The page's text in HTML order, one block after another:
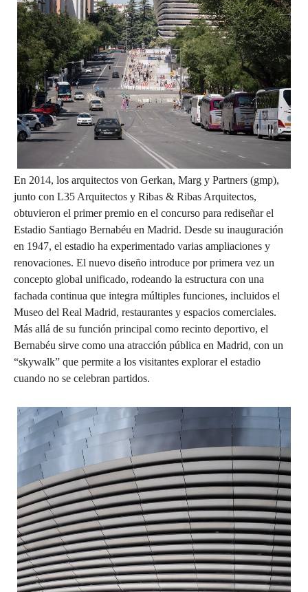
En 2014, los arquitectos von Gerkan, Marg y Partners (gmp),
junto con L35 Arquitectos y Ribas & Ribas Arquitectos,
obtuvieron el primer premio en el concurso para rediseñar el
Estadio Santiago Bernabéu en Madrid. Desde su inauguración
en 1947, el estadio ha experimentado varias ampliaciones y
renovaciones. El nuevo diseño introduce por primera vez un
concepto global unificado, rodeando la estructura con una
fachada continua que integra múltiples funciones, incluidos el
Museo del Real Madrid, restaurantes y espacios comerciales.
Más allá de su función principal como recinto deportivo, el
Bernabéu sirve como una atracción pública en Madrid, con un
“skywalk” que permite a los visitantes explorar el estadio
cuando no se celebran partidos.